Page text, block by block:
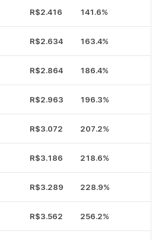
R$2.416 141.6%
R$2.634 163.4%
R$2.864 186.4%
R$2.963 196.3%
R$3.072 207.2%
R$3.186 218.6%
R$3.289 228.9%
R$3.562 256.2%